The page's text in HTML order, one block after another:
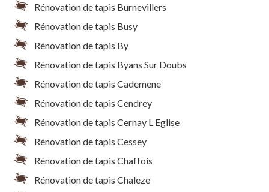
Rénovation de tapis Burnevillers
Rénovation de tapis Busy
Rénovation de tapis By
Rénovation de tapis Byans Sur Doubs
Rénovation de tapis Cademene
Rénovation de tapis Cendrey
Rénovation de tapis Cernay L Eglise
Rénovation de tapis Cessey
Rénovation de tapis Chaffois
Rénovation de tapis Chaleze